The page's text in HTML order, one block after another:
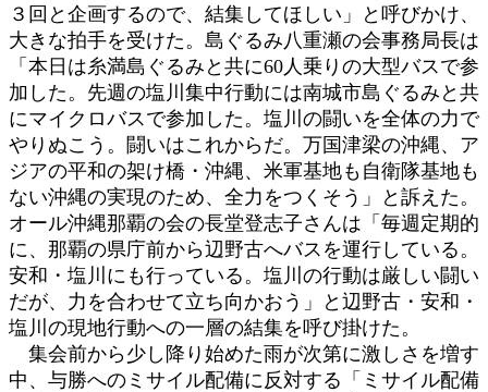
３回と企画するので、結集してほしい」と呼びかけ、
大きな拍手を受けた。島ぐるみ八重瀬の会事務局長は
「本日は糸満島ぐるみと共に60人乗りの大型バスで参
加した。先週の塩川集中行動には南城市島ぐるみと共
にマイクロバスで参加した。塩川の闘いを全体の力で
やりぬこう。闘いはこれからだ。万国津梁の沖縄、ア
ジアの平和の架け橋・沖縄、米軍基地も自衛隊基地も
ない沖縄の実現のため、全力をつくそう」と訴えた。
オール沖縄那覇の会の長堂登志子さんは「毎週定期的
に、那覇の県庁前から辺野古へバスを運行している。
安和・塩川にも行っている。塩川の行動は厳しい闘い
だが、力を合わせて立ち向かおう」と辺野古・安和・
塩川の現地行動への一層の結集を呼び掛けた。
集会前から少し降り始めた雨が次第に激しさを増す
中、与勝へのミサイル配備に反対する「ミサイル配備